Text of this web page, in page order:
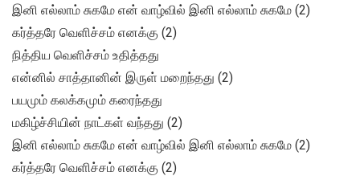
இனி எல்லாம் சுகமே என் வாழ்வில் இனி எல்லாம் சுகமே (2)
கர்த்தரே வெளிச்சம் எனக்கு (2)
நித்திய வெளிச்சம் உதித்தது
என்னில் சாத்தானின் இருள் மறைந்தது (2)
பயமும் கலக்கமும் கரைந்தது
மகிழ்ச்சியின் நாட்கள் வந்தது (2)
இனி எல்லாம் சுகமே என் வாழ்வில் இனி எல்லாம் சுகமே (2)
கர்த்தரே வெளிச்சம் எனக்கு (2)